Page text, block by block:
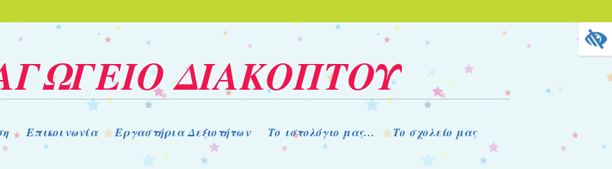
ΔΙΑΚΟΠΤΟΥ
Επικοινωνία Εργαστήρια Δεξιοτήτων Το ιστολόγιο μας… Το σχολείο μας